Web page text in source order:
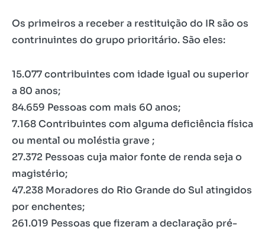
Os primeiros a receber a restituição do IR são os
contrinuintes do grupo prioritário. São eles:
15.077 contribuintes com idade igual ou superior
a 80 anos;
84.659 Pessoas com mais 60 anos;
7.168 Contribuintes com alguma deficiência física
ou mental ou moléstia grave ;
27.372 Pessoas cuja maior fonte de renda seja o
magistério;
47.238 Moradores do Rio Grande do Sul atingidos
por enchentes;
261.019 Pessoas que fizeram a declaração pré-